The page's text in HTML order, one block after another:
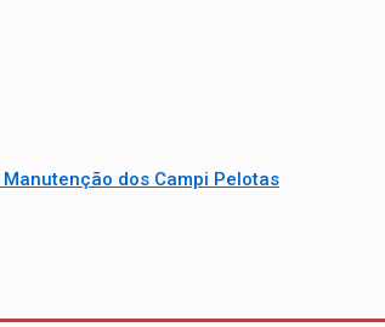
dos Campi Pelotas